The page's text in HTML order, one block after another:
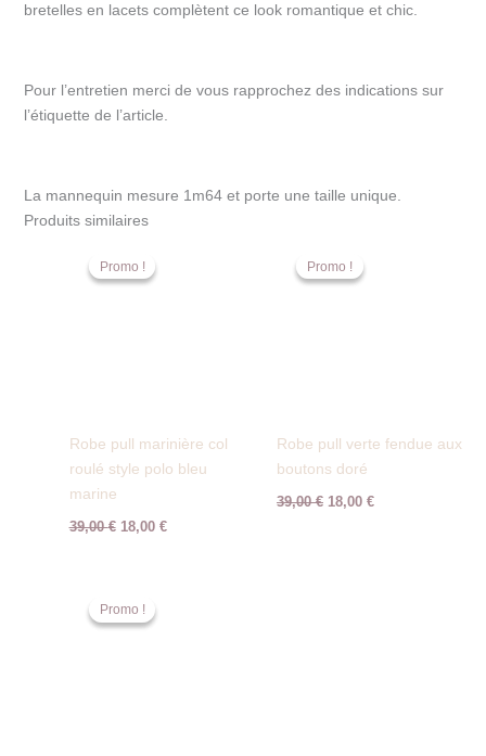
bretelles en lacets complètent ce look romantique et chic.
Pour l’entretien merci de vous rapprochez des indications sur
l’étiquette de l’article.
La mannequin mesure 1m64 et porte une taille unique.
Produits similaires
Promo !
Promo !
Robe pull marinière col
roulé style polo bleu
marine
39,00€
prix
initial
18,00 €
Promo !
Promo !
Robe pull verte fendue aux
boutons doré
39,00€
prix
initial
18,00 €
Promo !
Promo !
prix
initial